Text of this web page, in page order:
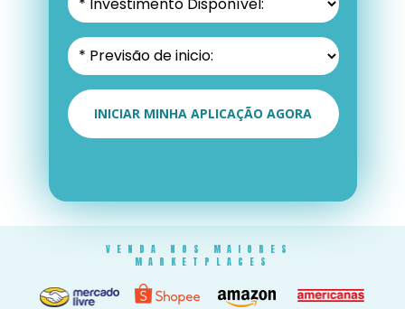
INICIAR MINHA APLICAÇÃO AGORA
VENDA NOS MAIORES
MARKETPLACES